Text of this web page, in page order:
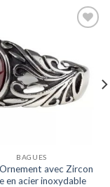
BAGUES
avec Zircon
en acier inoxydable